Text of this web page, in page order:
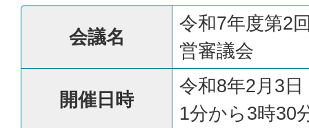
会議名
令和7年度第2
営審議会
開催日時
令和8年2月3
1分から3時30